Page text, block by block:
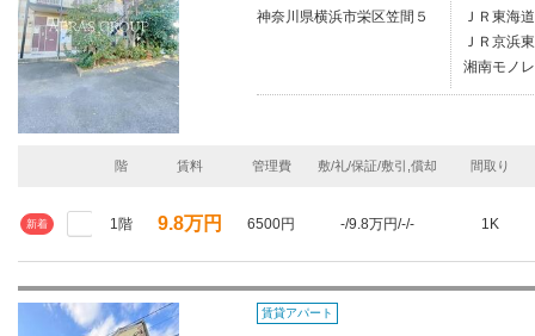
神奈川県横浜市栄区笠間５
ＪＲ東海
ＪＲ京浜
湘南モノ
階 賃料 管理費 敷/礼/保証/敷引,償却 間取り
新着 1階 9.8万円 6500円 -/9.8万円/-/- 1K
賃貸アパート